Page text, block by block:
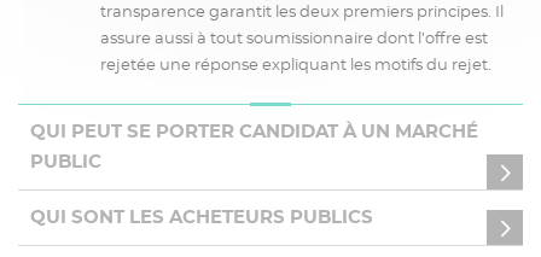
transparence garantit les deux premiers principes. Il
assure aussi à tout soumissionnaire dont l’offre est
rejetée une réponse expliquant les motifs du rejet.
QUI PEUT SE PORTER CANDIDAT À UN MARCHÉ
PUBLIC
QUI SONT LES ACHETEURS PUBLICS